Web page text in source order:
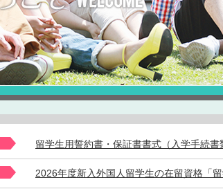
留学生用誓約書・保証書書式（入学手続書
2026年度新入外国人留学生の在留資格「